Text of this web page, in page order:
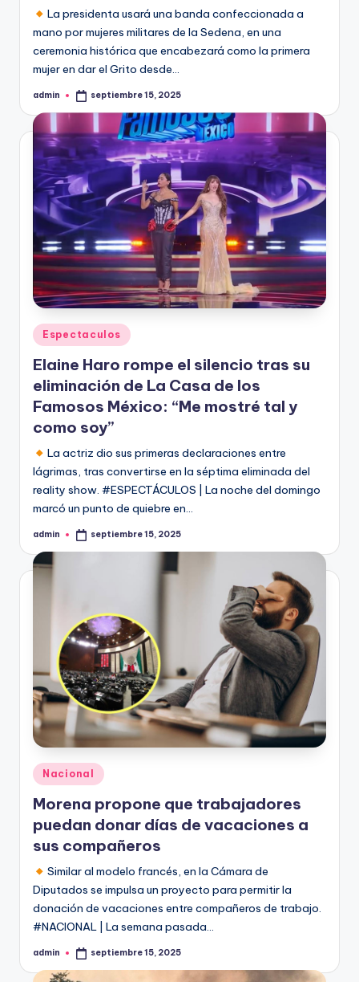
La presidenta usará una banda confeccionada a
mano por mujeres militares de la Sedena, en una
ceremonia histórica que encabezará como la primera
mujer en dar el Grito desde…
Publicado
admin septiembre 15, 2025
Publicado
en
Espectaculos
Elaine Haro rompe el silencio tras su
eliminación de La Casa de los
Famosos México: “Me mostré tal y
como soy”
La actriz dio sus primeras declaraciones entre
lágrimas, tras convertirse en la séptima eliminada del
reality show. #ESPECTÁCULOS | La noche del domingo
marcó un punto de quiebre en…
Publicado
admin septiembre 15, 2025
Publicado
en
Nacional
Morena propone que trabajadores
puedan donar días de vacaciones a
sus compañeros
Similar al modelo francés, en la Cámara de
Diputados se impulsa un proyecto para permitir la
donación de vacaciones entre compañeros de trabajo.
#NACIONAL | La semana pasada…
Publicado
admin septiembre 15, 2025